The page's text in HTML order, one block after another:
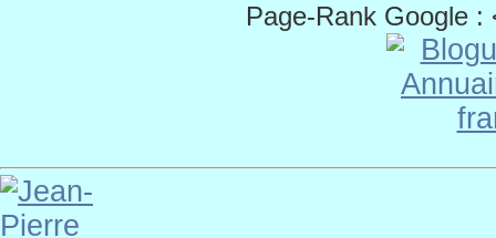
Page-Rank Google